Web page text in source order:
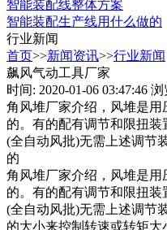
智能装配线整体方案
智能装配生产线用什么做的
行业新闻
首页>>新闻资讯>>行业新闻
飙风气动工具厂家
时间: 2020-01-06 03:47:46 浏
角风堆厂家介绍，风堆是
的。有的配有调节和限扭
(全自动风批)无需上述调节
的
角风堆厂家介绍，风堆是
的。有的配有调节和限扭
(全自动风批)无需上述调节
的大小来控制转速或转矩大